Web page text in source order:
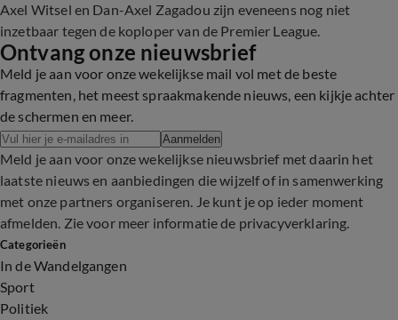
Axel Witsel en Dan-Axel Zagadou zijn eveneens nog niet
inzetbaar tegen de koploper van de Premier League.
Ontvang onze nieuwsbrief
Meld je aan voor onze wekelijkse mail vol met de beste
fragmenten, het meest spraakmakende nieuws, een kijkje achter
de schermen en meer.
Aanmelden
Meld je aan voor onze wekelijkse nieuwsbrief met daarin het
laatste nieuws en aanbiedingen die wijzelf of in samenwerking
met onze partners organiseren. Je kunt je op ieder moment
afmelden. Zie voor meer informatie de privacyverklaring.
Categorieën
In de Wandelgangen
Sport
Politiek